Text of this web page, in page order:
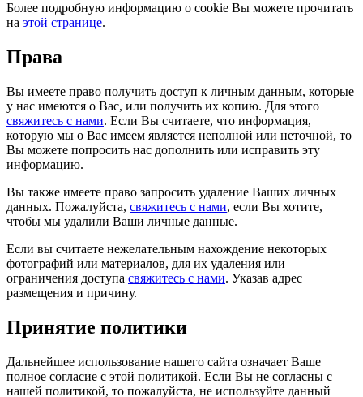
Более подробную информацию о cookie Вы можете прочитать
на этой странице.
Права
Вы имеете право получить доступ к личным данным, которые
у нас имеются о Вас, или получить их копию. Для этого
свяжитесь с нами. Если Вы считаете, что информация,
которую мы о Вас имеем является неполной или неточной, то
Вы можете попросить нас дополнить или исправить эту
информацию.
Вы также имеете право запросить удаление Ваших личных
данных. Пожалуйста, свяжитесь с нами, если Вы хотите,
чтобы мы удалили Ваши личные данные.
Если вы считаете нежелательным нахождение некоторых
фотографий или материалов, для их удаления или
ограничения доступа свяжитесь с нами. Указав адрес
размещения и причину.
Принятие политики
Дальнейшее использование нашего сайта означает Ваше
полное согласие с этой политикой. Если Вы не согласны с
нашей политикой, то пожалуйста, не используйте данный